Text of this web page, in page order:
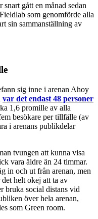
snart gått en månad sedan
som genomförde alla
sin sammanställning av
sig inne i arenan Ahoy
var det endast 48 personer
1,6 promille av alla
besökare per tillfälle (av
i arenans publikdelar
tvungen att kunna visa
vara äldre än 24 timmar.
in och ut från arenan, men
helt okej att ta av
bruka social distans vid
över hela arenan,
som Green room.